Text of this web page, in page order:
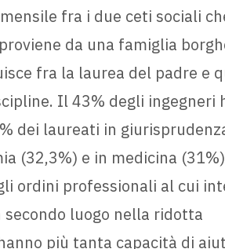
fra i due ceti sociali
da una famiglia
fra la laurea del padre e
Il 43% degli ingegneri
dei laureati in
(32,3%) e in medicina
ordini professionali al cui
luogo nella ridotta
più tanta capacità di